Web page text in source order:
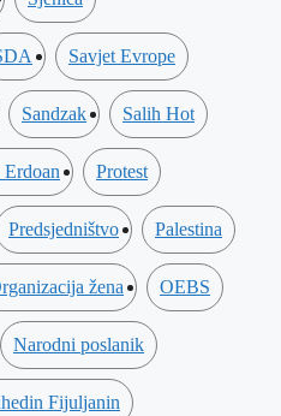
Savjet Evrope
Sandzak Salih Hot
Protest
Predsjedništvo Palestina
žena OEBS
Narodni poslanik
Fijuljanin